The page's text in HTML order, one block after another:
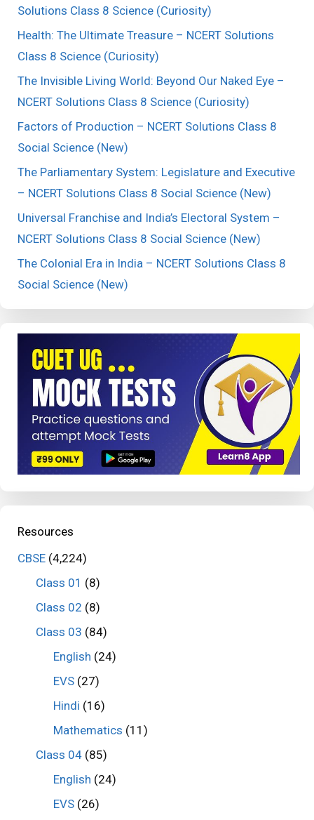
Solutions Class 8 Science (Curiosity)
Health: The Ultimate Treasure – NCERT Solutions
Class 8 Science (Curiosity)
The Invisible Living World: Beyond Our Naked Eye –
NCERT Solutions Class 8 Science (Curiosity)
Factors of Production – NCERT Solutions Class 8
Social Science (New)
The Parliamentary System: Legislature and Executive
– NCERT Solutions Class 8 Social Science (New)
Universal Franchise and India’s Electoral System –
NCERT Solutions Class 8 Social Science (New)
The Colonial Era in India – NCERT Solutions Class 8
Social Science (New)
Resources
CBSE (4,224)
Class 01 (8)
Class 02 (8)
Class 03 (84)
English (24)
EVS (27)
Hindi (16)
Mathematics (11)
Class 04(85)
English (24)
EVS (26)